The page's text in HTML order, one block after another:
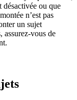
désactivée ou que
n’est pas
un sujet
assurez-vous de